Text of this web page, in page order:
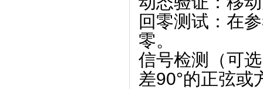
回零测试 ：在
零。
信号检测（可
差90°的正弦或